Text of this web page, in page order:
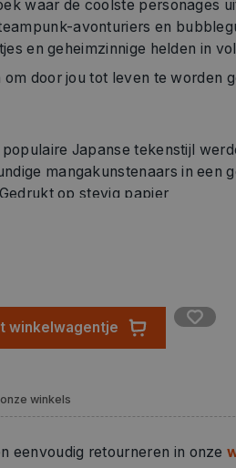
waar de coolste personages
avonturiers en
en geheimzinnige helden in
door jou tot leven te worden
Japanse tekenstijl
mangakunstenaars in een
op stevig papier
winkelwagentje
winkels
eenvoudig retourneren in onze